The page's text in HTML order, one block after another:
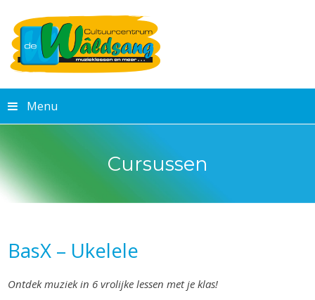
Menu
Cursussen
BasX – Ukelele
Ontdek muziek in 6 vrolijke lessen met je klas!